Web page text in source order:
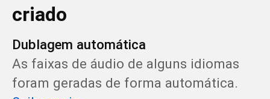
criado
Dublagem automática
As faixas de áudio de alguns idiomas